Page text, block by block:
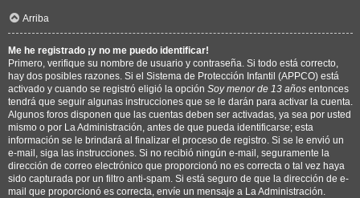
Arriba
Me he registrado ¡y no me puedo identificar!
Primero, verifique su nombre de usuario y contraseña. Si todo está correcto,
hay dos posibles razones. Si el Sistema de Protección Infantil (APPCO) está
activado y cuando se registró eligió la opción Soy menor de 13 años entonces
tendrá que seguir algunas instrucciones que se le darán para activar la cuenta.
Algunos foros disponen que las cuentas deben ser activadas, ya sea por usted
mismo o por La Administración, antes de que pueda identificarse; esta
información se le brindará al finalizar el proceso de registro. Si se le envió un
e-mail, siga las instrucciones. Si no recibió ningún e-mail, seguramente la
dirección de correo electrónico que proporcionó no es correcta o tal vez haya
sido capturada por un filtro anti-spam. Si está seguro de que la dirección de e-
mail que proporcionó es correcta, envíe un mensaje a La Administración.